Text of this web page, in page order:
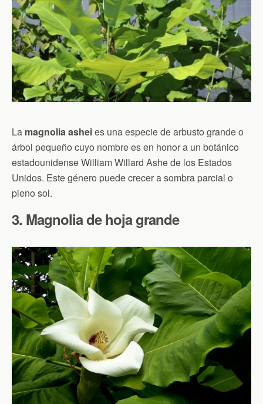
La magnolia asheies una especie de arbusto grande o
árbol pequeño cuyo nombre es en honor a un botánico
estadounidense William Willard Ashe de los Estados
Unidos. Este género puede crecer a sombra parcial o
pleno sol.
3. Magnolia de hoja grande